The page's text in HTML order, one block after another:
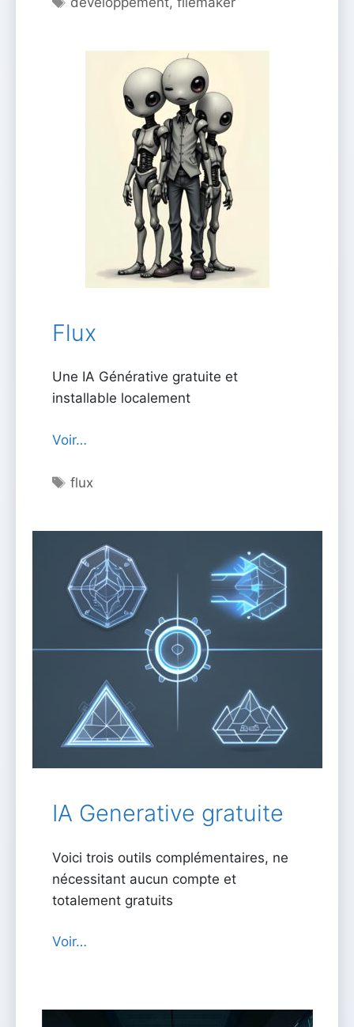
Flux
Une IA Générative gratuite et
installable localement
Voir…
Étiquettes
flux
IA Generative gratuite
Voici trois outils complémentaires, ne
nécessitant aucun compte et
totalement gratuits
Voir…